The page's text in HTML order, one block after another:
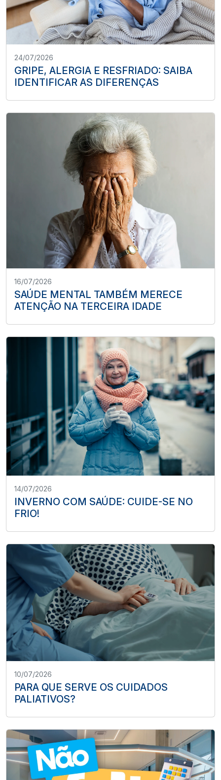
24/07/2026
GRIPE, ALERGIA E RESFRIADO: SAIBA
IDENTIFICAR AS DIFERENÇAS
16/07/2026
SAÚDE MENTAL TAMBÉM MERECE
ATENÇÃO NA TERCEIRA IDADE
14/07/2026
INVERNO COM SAÚDE: CUIDE-SE NO
FRIO!
10/07/2026
PARA QUE SERVE OS CUIDADOS
PALIATIVOS?